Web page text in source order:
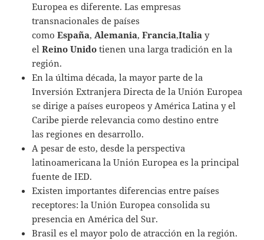
Europea es diferente. Las empresas
transnacionales de países
comoEspaña,Alemania,Francia,Italia y
elReino Unido tienen una larga tradición en la
región.
En la última década, la mayor parte de la
Inversión Extranjera Directa de la Unión Europea
se dirige a países europeos y América Latina y el
Caribe pierde relevancia como destino entre
las regiones en desarrollo.
A pesar de esto, desde la perspectiva
latinoamericana la Unión Europea es la principal
fuente de IED.
Existen importantes diferencias entre países
receptores: la Unión Europea consolida su
presencia en América del Sur.
Brasil es el mayor polo de atracción en la región.